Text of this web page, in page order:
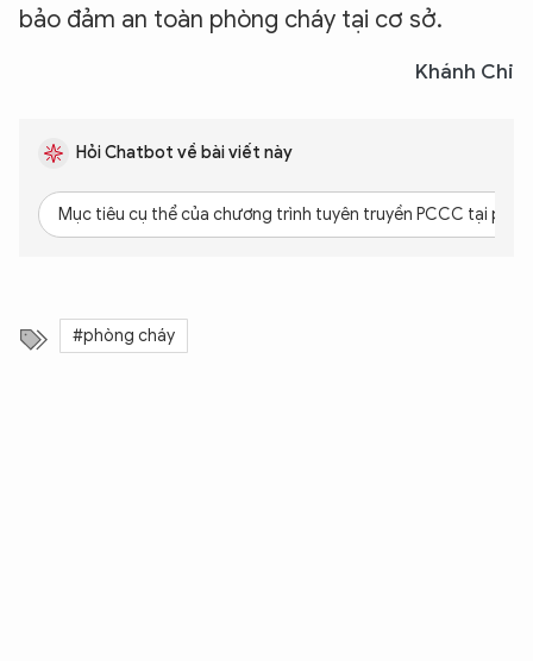
bảo đảm an toàn phòng cháy tại cơ sở.
Khánh Chi
Hỏi Chatbot về bài viết này
Mục tiêu cụ thể của chương trình tuyên truyền PCCC tại
#phòng cháy